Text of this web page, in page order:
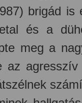
brigád is
és a
meg a
az